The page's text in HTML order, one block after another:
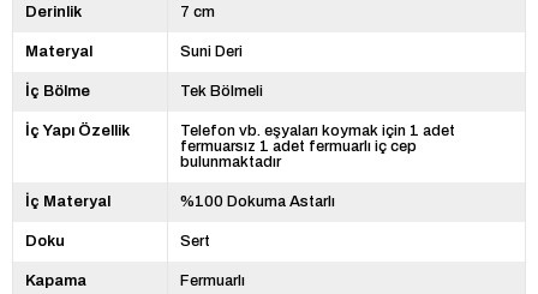
Derinlik 7 cm
Materyal Suni Deri
İç Bölme Tek Bölmeli
İç Yapı Özellik
Telefon vb. eşyaları koymak için 1 adet
fermuarsız 1 adet fermuarlı iç cep
bulunmaktadır
İç Materyal %100 Dokuma Astarlı
Doku Sert
Kapama Fermuarlı